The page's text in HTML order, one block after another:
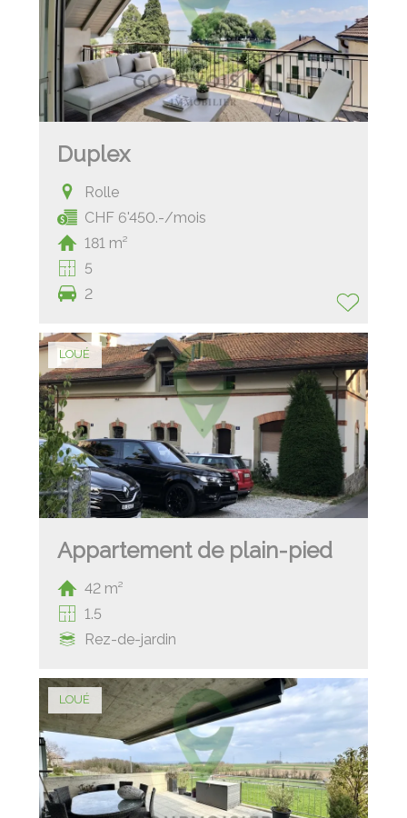
Duplex
Rolle
CHF 6'450.-/mois
181 m²
5
2
LOUÉ
Appartement de plain-pied
42 m²
1.5
Rez-de-jardin
LOUÉ